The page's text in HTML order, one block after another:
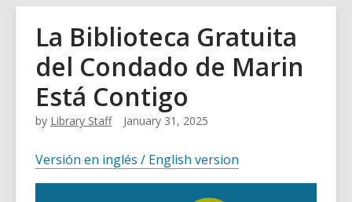
overlay
La Biblioteca Gratuita
del Condado de Marin
Está Contigo
by Library Staff January 31, 2025
Versión en inglés / English version